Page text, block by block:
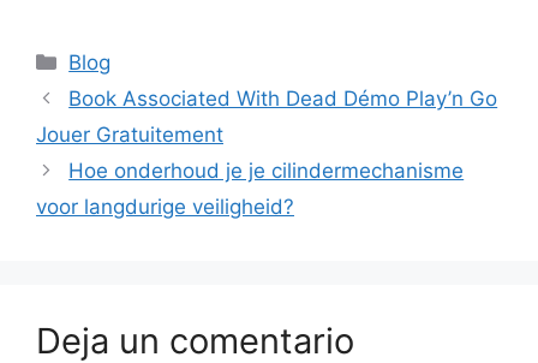
Blog
Book Associated With Dead Démo Play’n Go
Jouer Gratuitement
Hoe onderhoud je je cilindermechanisme
voor langdurige veiligheid?
Deja un comentario